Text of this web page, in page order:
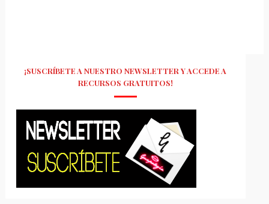
¡SUSCRÍBETE A NUESTRO NEWSLETTER Y ACCEDE A
RECURSOS GRATUITOS!